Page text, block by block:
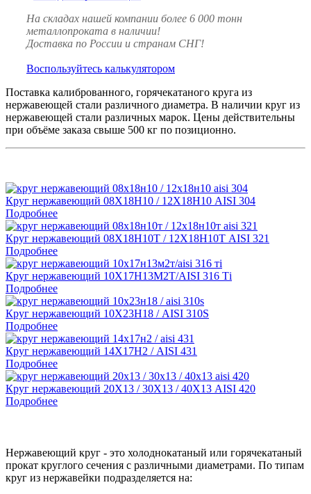
На складах нашей компании более 6 000 тонн
металлопроката в наличии!
Доставка по России и странам СНГ!
Воспользуйтесь калькулятором
Поставка калиброванного, горячекатаного круга из
нержавеющей стали различного диаметра. В наличии круг из
нержавеющей стали различных марок. Цены действительны
при объёме заказа свыше 500 кг по позиционно.
Круг нержавеющий 08Х18Н10 / 12Х18Н10 AISI 304
Подробнее
Круг нержавеющий 08Х18Н10Т / 12Х18Н10Т AISI 321
Подробнее
Круг нержавеющий 10Х17Н13М2Т/AISI 316 Тi
Подробнее
Круг нержавеющий 10Х23Н18 / AISI 310S
Подробнее
Круг нержавеющий 14Х17Н2 / AISI 431
Подробнее
Круг нержавеющий 20Х13 / 30Х13 / 40Х13 AISI 420
Подробнее
Нержавеющий круг - это холоднокатаный или горячекатаный
прокат круглого сечения с различными диаметрами. По типам
круг из нержавейки подразделяется на: